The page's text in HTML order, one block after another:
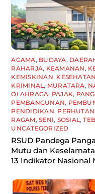
AGAMA, BUDAYA,
RAHARJA, KEAMANAN,
KEMISKINAN,
KRIMINAL, MURATARA,
OLAHRAGA, PAJAK,
PEMBANGUNAN,
PENDIDIKAN,
RAGAM,SENI, SOSIAL,
UNCATEGORIZED
RSUD Pandega
Mutu dan
13 Indikator Nasional